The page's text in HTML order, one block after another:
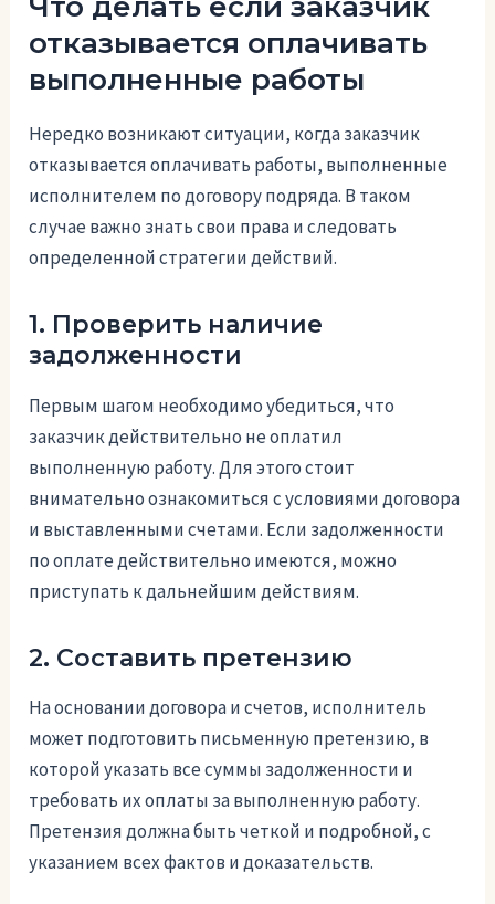
отказывается оплачивать
выполненные работы
Нередко возникают ситуации, когда заказчик
отказывается оплачивать работы, выполненные
исполнителем по договору подряда. В таком
случае важно знать свои права и следовать
определенной стратегии действий.
1. Проверить наличие
задолженности
Первым шагом необходимо убедиться, что
заказчик действительно не оплатил
выполненную работу. Для этого стоит
внимательно ознакомиться с условиями договора
и выставленными счетами. Если задолженности
по оплате действительно имеются, можно
приступать к дальнейшим действиям.
2. Составить претензию
На основании договора и счетов, исполнитель
может подготовить письменную претензию, в
которой указать все суммы задолженности и
требовать их оплаты за выполненную работу.
Претензия должна быть четкой и подробной, с
указанием всех фактов и доказательств.